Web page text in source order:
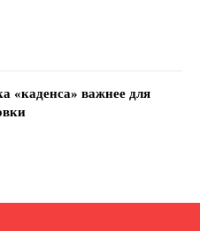
«каденса» важнее для